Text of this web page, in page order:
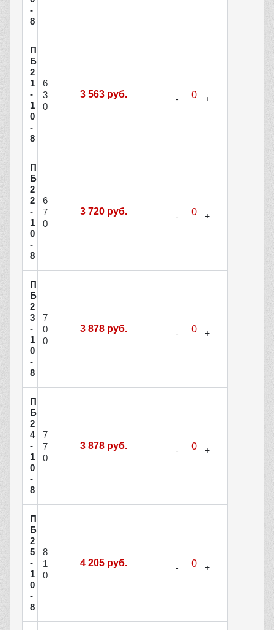
-
8
П
Б
2
1
-
1
0
-
8
6
3
0
3 563 руб.
П
Б
2
2
-
1
0
-
8
6
7
0
3 720 руб.
П
Б
2
3
-
1
0
-
8
7
0
0
3 878 руб.
П
Б
2
4
-
1
0
-
8
7
7
0
3 878 руб.
П
Б
2
5
-
1
0
-
8
8
1
0
4 205 руб.